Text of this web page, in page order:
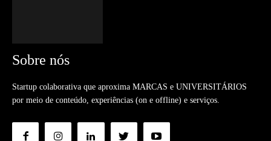
Sobre nós
Startup colaborativa que aproxima MARCAS e UNIVERSITÁRIOS
por meio de conteúdo, experiências (on e offline) e serviços.